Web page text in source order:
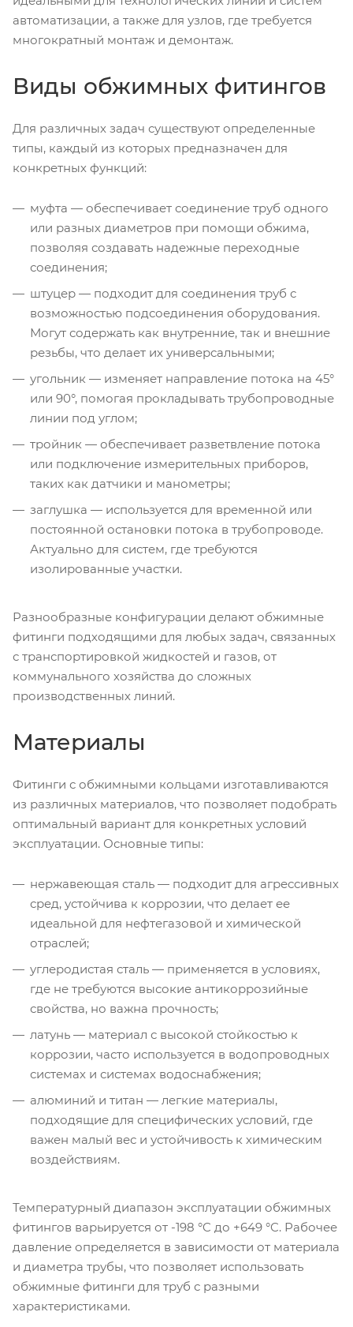
автоматизации, а также для узлов, где требуется
многократный монтаж и демонтаж.
Виды обжимных фитингов
Для различных задач существуют определенные
типы, каждый из которых предназначен для
конкретных функций:
муфта — обеспечивает соединение труб одного
или разных диаметров при помощи обжима,
позволяя создавать надежные переходные
соединения;
штуцер — подходит для соединения труб с
возможностью подсоединения оборудования.
Могут содержать как внутренние, так и внешние
резьбы, что делает их универсальными;
угольник — изменяет направление потока на 45°
или 90°, помогая прокладывать трубопроводные
линии под углом;
тройник — обеспечивает разветвление потока
или подключение измерительных приборов,
таких как датчики и манометры;
заглушка — используется для временной или
постоянной остановки потока в трубопроводе.
Актуально для систем, где требуются
изолированные участки.
Разнообразные конфигурации делают обжимные
фитинги подходящими для любых задач, связанных
с транспортировкой жидкостей и газов, от
коммунального хозяйства до сложных
производственных линий.
Материалы
Фитинги с обжимными кольцами изготавливаются
из различных материалов, что позволяет подобрать
оптимальный вариант для конкретных условий
эксплуатации. Основные типы:
нержавеющая сталь — подходит для агрессивных
сред, устойчива к коррозии, что делает ее
идеальной для нефтегазовой и химической
отраслей;
углеродистая сталь — применяется в условиях,
где не требуются высокие антикоррозийные
свойства, но важна прочность;
латунь — материал с высокой стойкостью к
коррозии, часто используется в водопроводных
системах и системах водоснабжения;
алюминий и титан — легкие материалы,
подходящие для специфических условий, где
важен малый вес и устойчивость к химическим
воздействиям.
Температурный диапазон эксплуатации обжимных
фитингов варьируется от -198 °C до +649 °C. Рабочее
давление определяется в зависимости от материала
и диаметра трубы, что позволяет использовать
обжимные фитинги для труб с разными
характеристиками.